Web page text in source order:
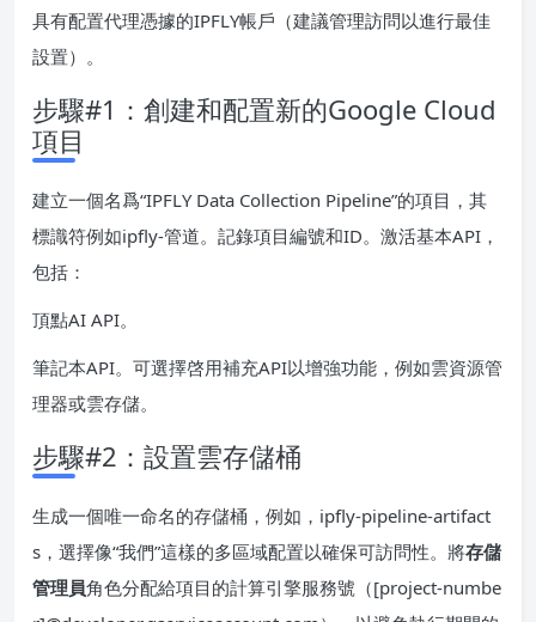
具有配置代理憑據的IPFLY帳戶（建議管理訪問以進行最佳
設置）。
步驟#1：創建和配置新的Google Cloud
項目
建立一個名爲“IPFLY Data Collection Pipeline”的項目，其
標識符例如ipfly-管道。記錄項目編號和ID。激活基本API，
包括：
頂點AI API。
筆記本API。可選擇啓用補充API以增強功能，例如雲資源管
理器或雲存儲。
步驟#2：設置雲存儲桶
生成一個唯一命名的存儲桶，例如，ipfly-pipeline-artifact
s，選擇像“我們”這樣的多區域配置以確保可訪問性。將存儲
管理員角色分配給項目的計算引擎服務號（[project-numbe